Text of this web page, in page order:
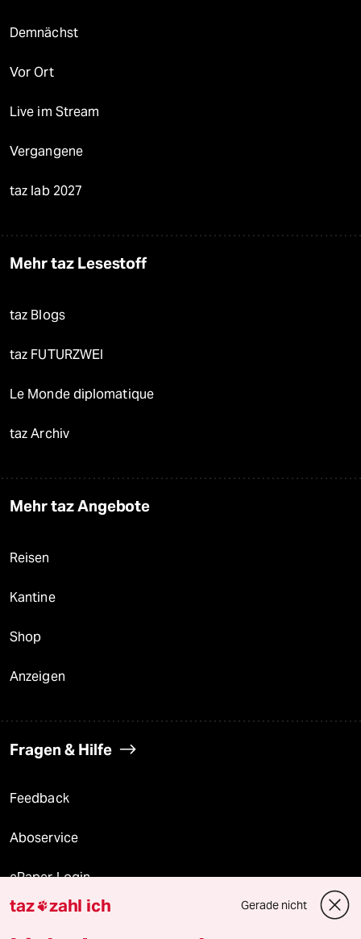
Demnächst
Vor Ort
Live im Stream
Vergangene
taz lab 2027
Mehr taz Lesestoff
taz Blogs
taz FUTURZWEI
Le Monde diplomatique
taz Archiv
Mehr taz Angebote
Reisen
Kantine
Shop
Anzeigen
Fragen & Hilfe
Feedback
Aboservice
ePaper Login
Downloads für Abonnierende
taz zahl ich Gerade nicht